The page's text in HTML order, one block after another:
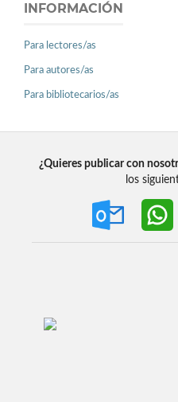
INFORMACIÓN
Para lectores/as
Para autores/as
Para bibliotecarios/as
¿Quieres publicar con
los